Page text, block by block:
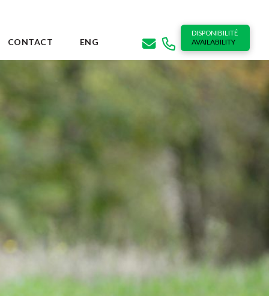
CONTACT ENG
DISPONIBILITÉ
AVAILABILITY